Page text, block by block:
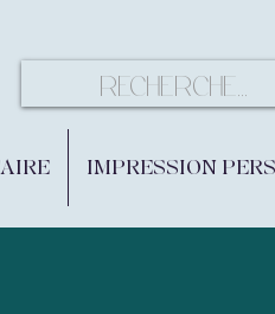
IMPRESSION